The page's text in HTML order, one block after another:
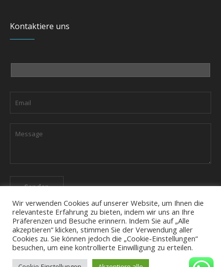
Kontaktiere uns
Das Unternehmen Datenschutzerklärung Kontact
Wir verwenden Cookies auf unserer Website, um Ihnen die
relevanteste Erfahrung zu bieten, indem wir uns an Ihre
Präferenzen und Besuche erinnern. Indem Sie auf „Alle
akzeptieren“ klicken, stimmen Sie der Verwendung aller
Cookies zu. Sie können jedoch die „Cookie-Einstellungen“
besuchen, um eine kontrollierte Einwilligung zu erteilen.